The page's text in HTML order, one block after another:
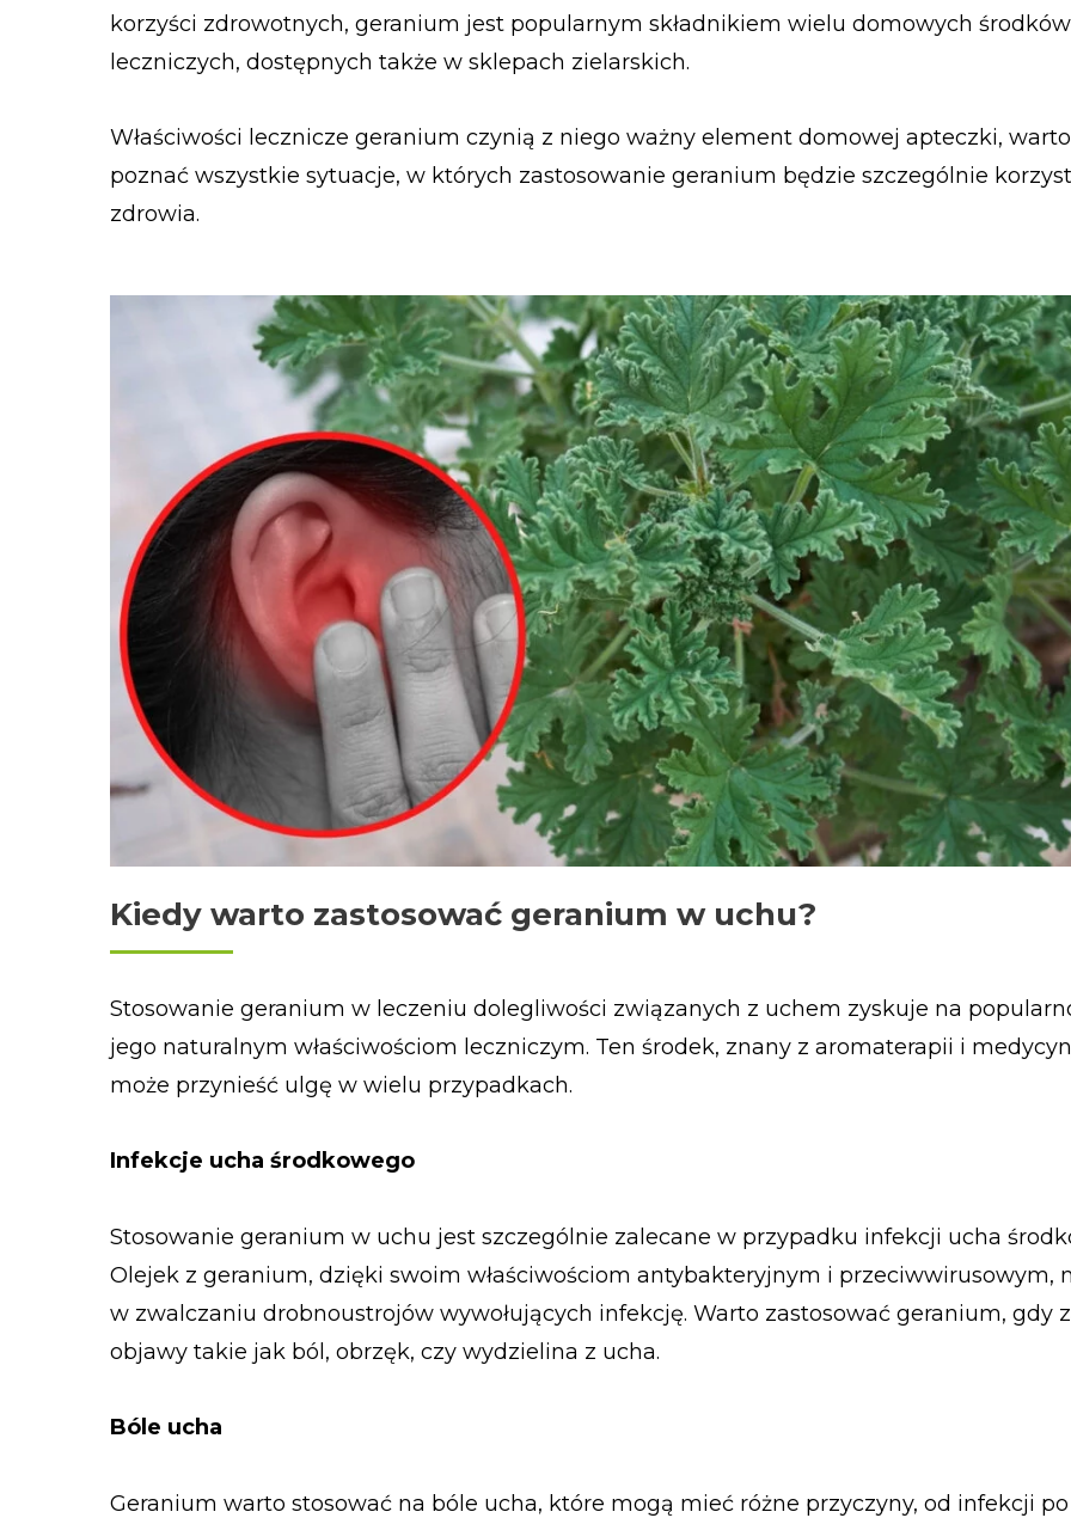
korzyści zdrowotnych, geranium jest popularnym składnikiem wielu domowych środków
leczniczych, dostępnych także w sklepach zielarskich.
Właściwości lecznicze geranium czynią z niego ważny element domowej apteczki,
poznać wszystkie sytuacje, w których zastosowanie geranium będzie szczególnie
zdrowia.
Kiedy warto zastosować geranium w uchu?
Stosowanie geranium w leczeniu dolegliwości związanych z uchem zyskuje na
jego naturalnym właściwościom leczniczym. Ten środek, znany z aromaterapii i
może przynieść ulgę w wielu przypadkach.
Infekcje ucha środkowego
Stosowanie geranium w uchu jest szczególnie zalecane w przypadku infekcji ucha
Olejek z geranium, dzięki swoim właściwościom antybakteryjnym i przeciwwirusowym,
w zwalczaniu drobnoustrojów wywołujących infekcję. Warto zastosować geranium, gdy
objawy takie jak ból, obrzęk, czy wydzielina z ucha.
Bóle ucha
Geranium warto stosować na bóle ucha, które mogą mieć różne przyczyny, od infekcji po